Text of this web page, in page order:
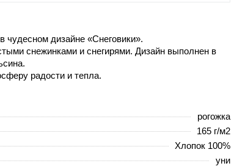
чудесном дизайне «Снеговики».
снежинками и снегирями. Дизайн выполнен в
радости и тепла.
рогожка
165 г/м2
Хлопок 100%
уни